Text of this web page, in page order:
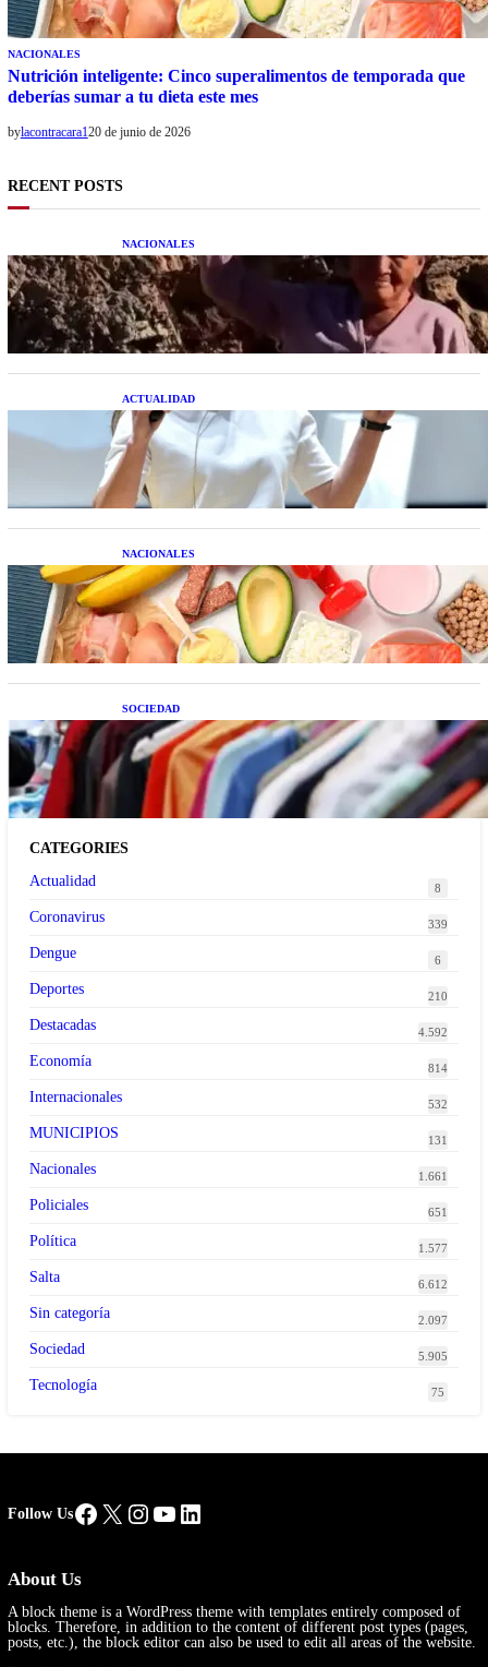
NACIONALES
Nutrición inteligente: Cinco superalimentos de temporada que
deberías sumar a tu dieta este mes
bylacontracara120 de junio de 2026
RECENT POSTS
NACIONALES
Una mujer asegura haber peleado con un
extraterrestre cuerpo a cuerpo
ACTUALIDAD
La startup creada por una salteña que busca
resolver el estrés financiero en Latinoamérica
NACIONALES
Nutrición inteligente: Cinco superalimentos de
temporada que deberías sumar a tu dieta este mes
SOCIEDAD
Las grandes marcas globales se suman a la
tendencia de la ropa de segunda mano premium
CATEGORIES
Actualidad
8
Coronavirus 339
Dengue 6
Deportes 210
Destacadas 4.592
Economía 814
Internacionales 532
MUNICIPIOS 131
Nacionales 1.661
Policiales 651
Política 1.577
Salta 6.612
Sin categoría 2.097
Sociedad 5.905
Tecnología 75
Follow UsFacebook
X Instagram
YouTube
LinkedIn
About Us
A block theme is a WordPress theme with templates entirely composed of
blocks. Therefore, in addition to the content of different post types (pages,
posts, etc.), the block editor can also be used to edit all areas of the website.